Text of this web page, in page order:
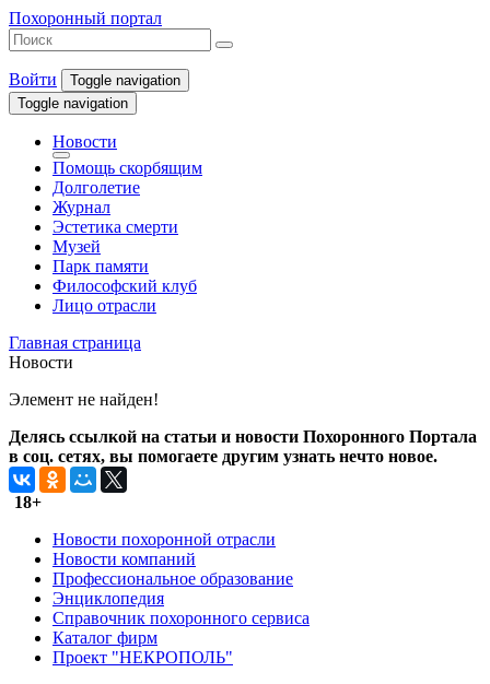
Похоронный портал
Войти
Toggle navigation
Toggle navigation
Новости
Помощь скорбящим
Долголетие
Журнал
Эстетика смерти
Музей
Парк памяти
Философский клуб
Лицо отрасли
Главная страница
Новости
Элемент не найден!
Делясь ссылкой на статьи и новости Похоронного Портала
в соц. сетях, вы помогаете другим узнать нечто новое.
18+
Новости похоронной отрасли
Новости компаний
Профессиональное образование
Энциклопедия
Справочник похоронного сервиса
Каталог фирм
Проект "НЕКРОПОЛЬ"